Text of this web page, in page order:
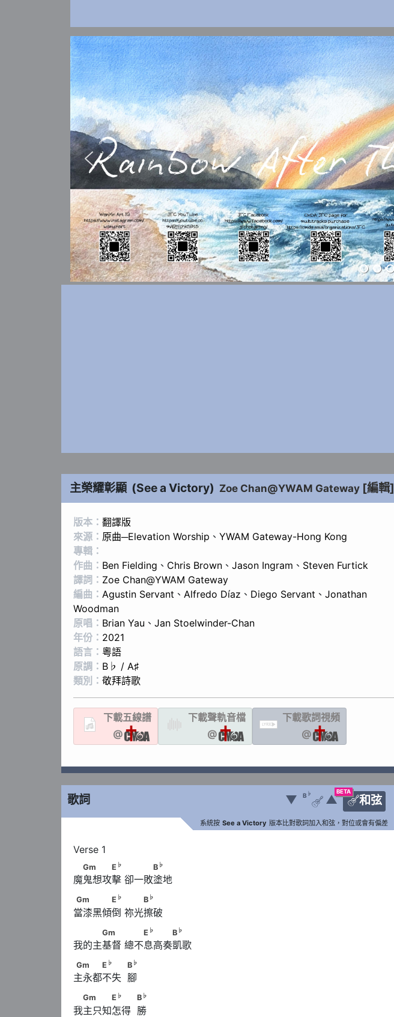
主榮耀彰顯 (See a Victory) Zoe Chan@YWAM Gateway [編輯]
版本： 翻譯版
來源： 原曲─Elevation Worship 、 YWAM Gateway-Hong Kong
專輯：
作曲： Ben Fielding 、 Chris Brown 、 Jason Ingram 、 Steven Furtick
譯詞： Zoe Chan@YWAM Gateway
編曲： Agustin Servant 、 Alfredo Díaz 、 Diego Servant 、 Jonathan
Woodman
原唱： Brian Yau 、 Jan Stoelwinder-Chan
年份： 2021
語言： 粵語
原調： B♭ / A♯
類別： 敬拜詩歌
下載五線譜
@
下載聲軌音檔
@
LYRIC
下載歌詞視頻
@
歌詞
BETA
和弦
▼ B ♭
 ▲
系統按 See a Victory 版本比對歌詞加入和弦，對位或會有偏差
Gm　　　E
B
Gm E ♭ B ♭
魔鬼想攻擊 卻一敗塗地
Gm　　　　E
B
Gm E ♭ B ♭
當漆黑傾倒 祢光擦破
Gm　　      　　E♭
Gm E ♭ B ♭
我的主基督 總不息高奏凱歌
Gm　　　E
♭ B
Gm E ♭ B ♭
主永都不失  腳
Gm　　　E
♭ B
Gm E ♭ B ♭
我主只知怎得  勝